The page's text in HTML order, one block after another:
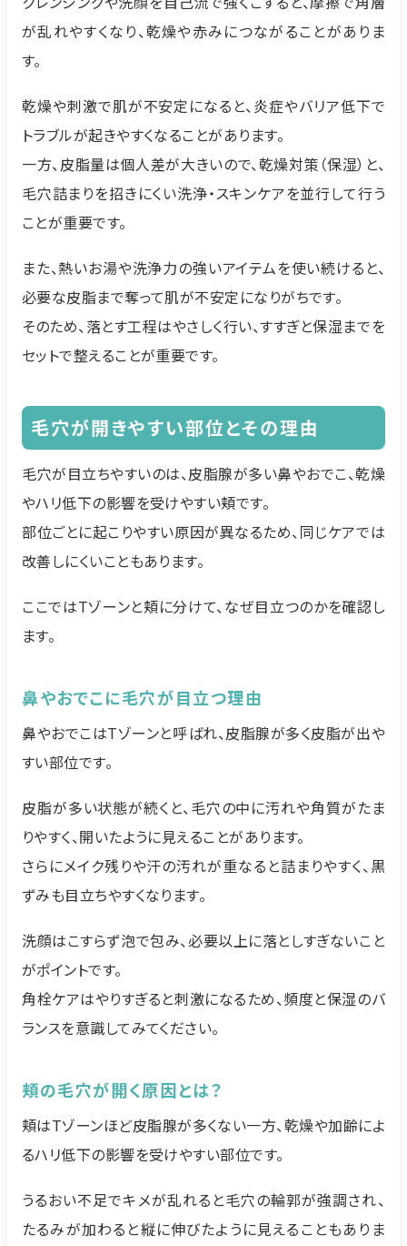
が乱れやすくなり、乾燥や赤みにつながることがありま
す。
乾燥や刺激で肌が不安定になると、炎症やバリア低下で
トラブルが起きやすくなることがあります。
一方、皮脂量は個人差が大きいので、乾燥対策（保湿）と、
毛穴詰まりを招きにくい洗浄・スキンケアを並行して行う
ことが重要です。
また、熱いお湯や洗浄力の強いアイテムを使い続けると、
必要な皮脂まで奪って肌が不安定になりがちです。
そのため、落とす工程はやさしく行い、すすぎと保湿までを
セットで整えることが重要です。
毛穴が開きやすい部位とその理由
毛穴が目立ちやすいのは、皮脂腺が多い鼻やおでこ、乾燥
やハリ低下の影響を受けやすい頬です。
部位ごとに起こりやすい原因が異なるため、同じケアでは
改善しにくいこともあります。
ここではTゾーンと頬に分けて、なぜ目立つのかを確認し
ます。
鼻やおでこに毛穴が目立つ理由
鼻やおでこはTゾーンと呼ばれ、皮脂腺が多く皮脂が出や
すい部位です。
皮脂が多い状態が続くと、毛穴の中に汚れや角質がたま
りやすく、開いたように見えることがあります。
さらにメイク残りや汗の汚れが重なると詰まりやすく、黒
ずみも目立ちやすくなります。
洗顔はこすらず泡で包み、必要以上に落としすぎないこと
がポイントです。
角栓ケアはやりすぎると刺激になるため、頻度と保湿のバ
ランスを意識してみてください。
頬の毛穴が開く原因とは？
頬はTゾーンほど皮脂腺が多くない一方、乾燥や加齢によ
るハリ低下の影響を受けやすい部位です。
うるおい不足でキメが乱れると毛穴の輪郭が強調され、
たるみが加わると縦に伸びたように見えることもありま